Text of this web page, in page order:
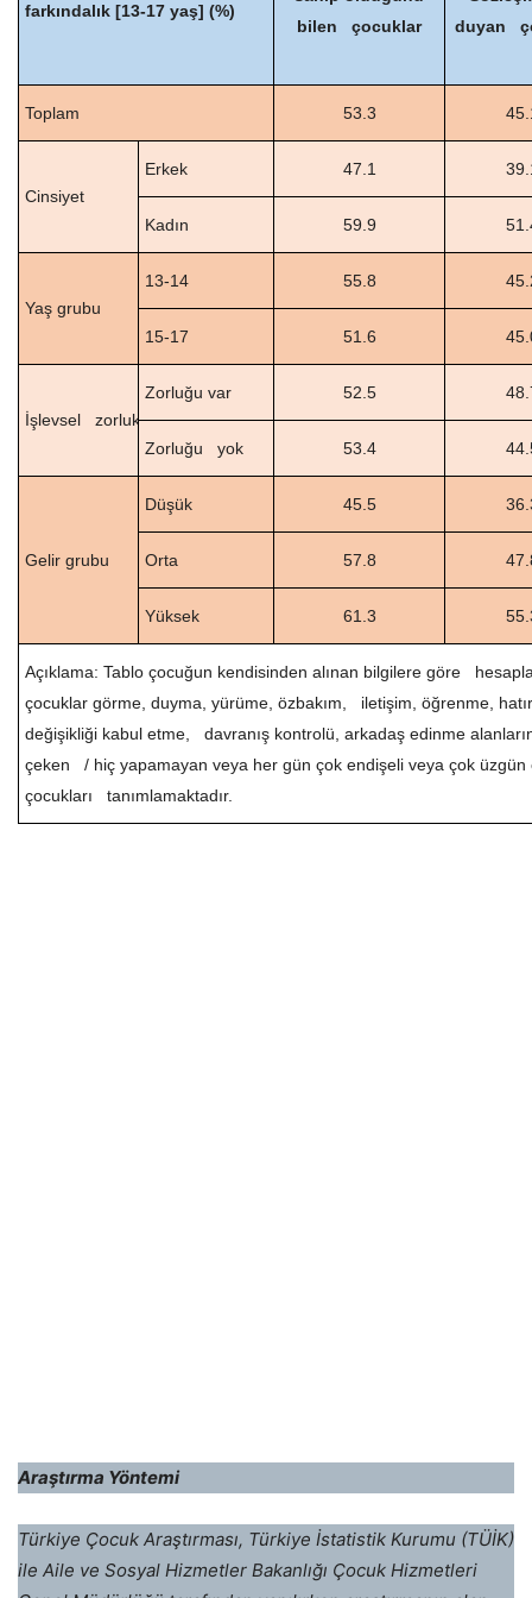
farkındalık [13-17 yaş] (%)
bilen çocuklar
duyan
Toplam 53.3
Cinsiyet
Erkek 47.1
Kadın 59.9
Yaş grubu
13-14 55.8
15-17 51.6
İşlevsel zorluklar
Zorluğu var 52.5
Zorluğu yok 53.4
Gelir grubu
Düşük 45.5
Orta 57.8
Yüksek 61.3
Açıklama: Tablo çocuğun kendisinden alınan bilgilere göre
çocuklar görme, duyma, yürüme, özbakım, iletişim, öğrenme,
değişikliği kabul etme, davranış kontrolü, arkadaş edinme
çeken / hiç yapamayan veya her gün çok endişeli veya çok üzgün
çocukları tanımlamaktadır.
Araştırma Yöntemi
Türkiye Çocuk Araştırması, Türkiye İstatistik Kurumu (TÜİK)
ile Aile ve Sosyal Hizmetler Bakanlığı Çocuk Hizmetleri